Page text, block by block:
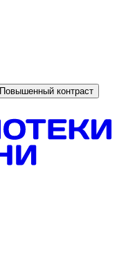
Повышенный контраст